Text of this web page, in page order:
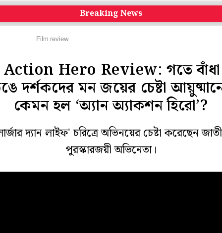
Breaking News
Film review
Hero Review: গতে
দর্শকদের মন জয়ের চেষ্টা
কেমন হল ‘অ্যান অ্যাকশন হিরো’?
দ্যান লাইফ' চরিত্রে অভিনয়ের চেষ্টা করেছেন
পুরস্কারজয়ী অভিনেতা।